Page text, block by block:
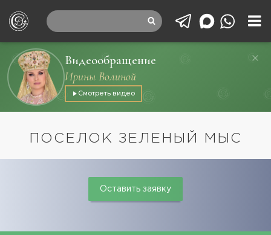
Видеообращение
Ирины Волиной
Смотреть видео
ПОСЕЛОК ЗЕЛЕНЫЙ МЫС
Оставить заявку